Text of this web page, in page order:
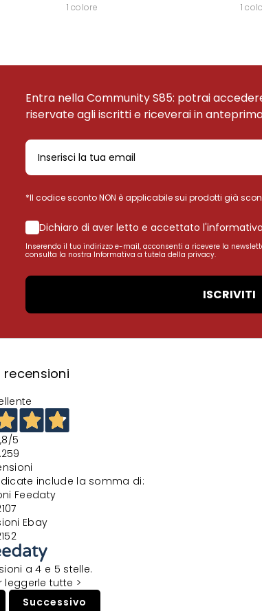
1 colore 1
Entra nella Community S85: potrai
riservate agli iscritti e riceverai in
*Il codice sconto NON è applicabile sui prodotti già
Dichiaro di aver letto e accettato
Inserendo il tuo indirizzo e-mail, acconsenti a ricevere la
consulta la nostra Informativa a tutela della privacy.
ISCRIVITI
recensioni
/5
include la somma di:
Feedaty
Ebay
a 4 e 5 stelle.
leggerle tutte >
Successivo